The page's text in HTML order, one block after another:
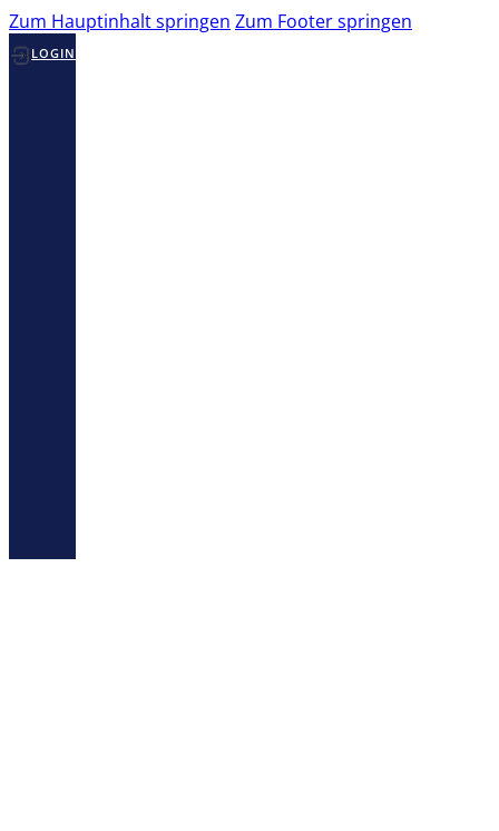
Zum Hauptinhalt springen Zum Footer springen
LOGIN